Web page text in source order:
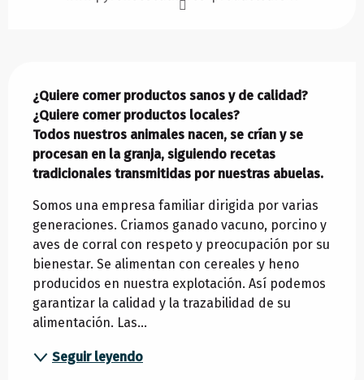
¿Quiere comer productos sanos y de calidad?
¿Quiere comer productos locales?
Todos nuestros animales nacen, se crían y se
procesan en la granja, siguiendo recetas
tradicionales transmitidas por nuestras abuelas.
Somos una empresa familiar dirigida por varias
generaciones. Criamos ganado vacuno, porcino y
aves de corral con respeto y preocupación por su
bienestar. Se alimentan con cereales y heno
producidos en nuestra explotación. Así podemos
garantizar la calidad y la trazabilidad de su
alimentación. Las...
Seguir leyendo